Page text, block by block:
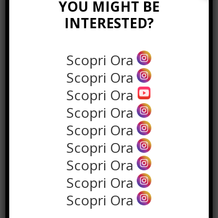
POPOLARI
Uscire con una Escort è legale in
Italia?
Ottobre 29th, 2019
Come spostarsi dall’aeroporto a
Milano, guida ai trasporti
YOU MIGHT BE
INTERESTED?
Scopri Ora
Scopri Ora
Scopri Ora
Scopri Ora
Scopri Ora
Scopri Ora
Scopri Ora
Scopri Ora
Scopri Ora